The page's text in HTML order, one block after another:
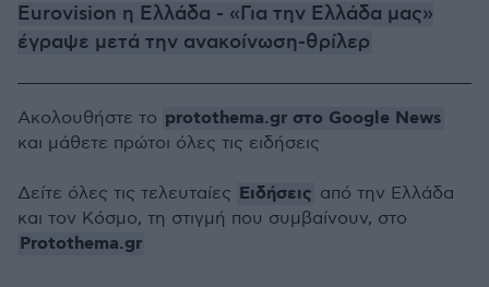
Eurovision η Ελλάδα - «Για την Ελλάδα μας»
έγραψε μετά την ανακοίνωση-θρίλερ
Ακολουθήστε το protothema.gr στο Google News
και μάθετε πρώτοι όλες τις ειδήσεις
Δείτε όλες τις τελευταίες Ειδήσεις από την Ελλάδα
και τον Κόσμο, τη στιγμή που συμβαίνουν, στο
Protothema.gr